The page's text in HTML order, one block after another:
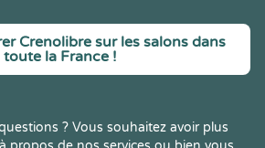
Crenolibre sur les salons dans
toute la France !
? Vous souhaitez avoir plus